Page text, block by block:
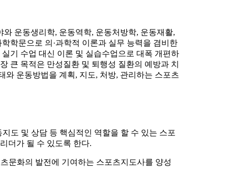
운동생리학, 운동역학, 운동처방학, 운동재활,
학문으로 의·과학적 이론과 실무 능력을 겸비한
기 수업 대신 이론 및 실습수업으로 대폭 개편하
큰 목적은 만성질환 및 퇴행성 질환의 예방과 치
와 운동방법을 계획, 지도, 처방, 관리하는 스포츠
도 및 상담 등 핵심적인 역할을 할 수 있는 스포
더가 될 수 있도록 한다.
문화의 발전에 기여하는 스포츠지도사를 양성